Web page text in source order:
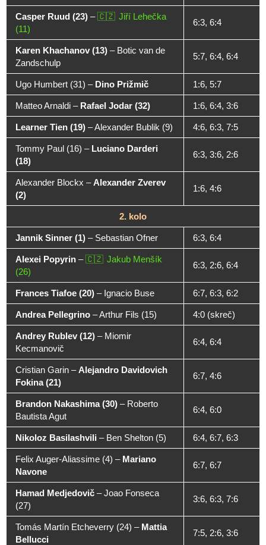
Casper Ruud (23) –
Jiří Lehečka
(11)
6:3, 6:4
Karen Khachanov (13) – Botic van de
Zandschulp
5:7, 6:4, 6:4
Ugo Humbert (31) – Dino Prižmič 1:6, 5:7
Matteo Arnaldi – Rafael Jodar (32) 1:6, 6:4, 3:6
Learner Tien (19) –Alexander Bublik (9) 4:6, 6:3, 7:5
Tommy Paul (16) – Luciano Darderi
(18)
6:3, 3:6, 2:6
Alexander Blockx –Alexander Zverev
(2)
1:6, 4:6
2. kolo
Jannik Sinner (1) – Sebastian Ofner 6:3, 6:4
Alexei Popyrin –
Jakub Menšík
(26)
6:3, 2:6, 6:4
Frances Tiafoe (20) – Ignacio Buse 6:7, 6:3, 6:2
Andrea Pellegrino –Arthur Fils (15) 4:0 (skreč)
Andrey Rublev (12) – Miomir
Kecmanovič
6:4, 6:4
Cristian Garin –Alejandro Davidovich
Fokina (21)
6:7, 4:6
Brandon Nakashima (30) – Roberto
Bautista Agut
6:4, 6:0
Nikoloz Basilashvili – Ben Shelton (5) 6:4, 6:7, 6:3
Felix Auger-Aliassime (4) – Mariano
Navone
6:7, 6:7
Hamad Medjedovič –Joao Fonseca
(27)
3:6, 6:3, 7:6
Tomás Martín Etcheverry (24) – Mattia
Bellucci
7:5, 2:6, 3:6